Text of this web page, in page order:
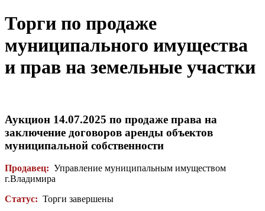
Торги по продаже
муниципального имущества
и прав на земельные участки
Аукцион 14.07.2025 по продаже права на
заключение договоров аренды объектов
муниципальной собственности
Продавец: Управление муниципальным имуществом
г.Владимира
Статус: Торги завершены